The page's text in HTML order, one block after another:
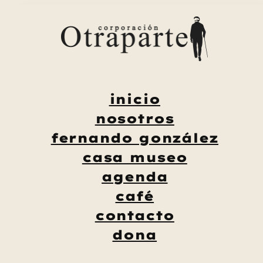
inicio
nosotros
fernando gonzález
casa museo
agenda
café
contacto
dona